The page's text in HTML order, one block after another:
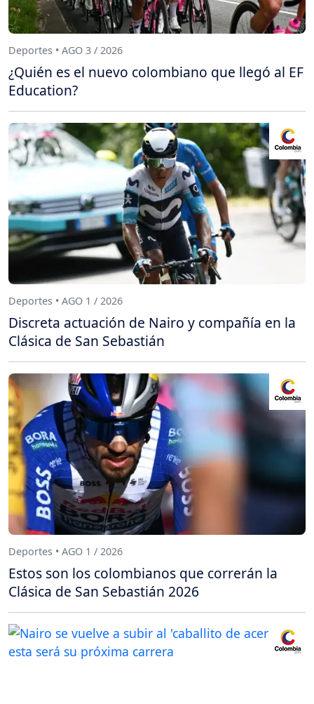
Deportes • AGO 3 / 2026
¿Quién es el nuevo colombiano que llegó al EF
Education?
Deportes • AGO 1 / 2026
Discreta actuación de Nairo y compañía en la
Clásica de San Sebastián
Deportes • AGO 1 / 2026
Estos son los colombianos que correrán la
Clásica de San Sebastián 2026